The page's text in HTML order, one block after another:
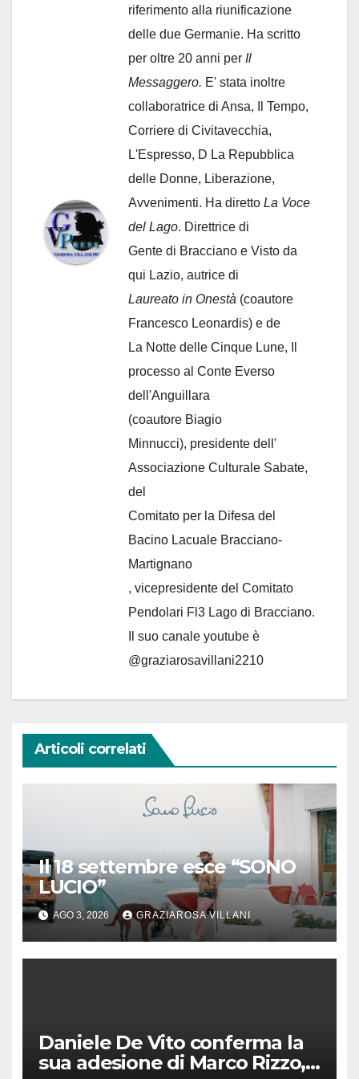
riferimento alla riunificazione
delle due Germanie. Ha scritto
per oltre 20 anni per Il
Messaggero. E' stata inoltre
collaboratrice di Ansa, Il Tempo,
Corriere di Civitavecchia,
L'Espresso, D La Repubblica
delle Donne, Liberazione,
Avvenimenti. Ha diretto La Voce
del Lago. Direttrice di
Gente di Bracciano e Visto da
qui Lazio, autrice di
Laureato in Onestà (coautore
Francesco Leonardis) e de
La Notte delle Cinque Lune, Il
processo al Conte Everso
dell'Anguillara
(coautore Biagio
Minnucci), presidente dell'
Associazione Culturale Sabate,
del
Comitato per la Difesa del
Bacino Lacuale Bracciano-
Martignano
, vicepresidente del Comitato
Pendolari Fl3 Lago di Bracciano.
Il suo canale youtube è
@graziarosavillani2210
Articoli correlati
Il 18 settembre esce “SONO
LUCIO”
AGO 3, 2026 GRAZIAROSA VILLANI
Daniele De Vito conferma la
sua adesione di Marco Rizzo,